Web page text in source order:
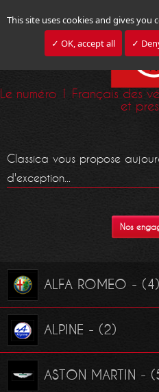
This site uses cookies and gives
✓ OK, accept all
✓
Le numéro 1 Français des
et
Classica vous propose
d'exception...
Nos
ALFA ROMEO - (4)
ALPINE - (2)
ASTON MARTIN -